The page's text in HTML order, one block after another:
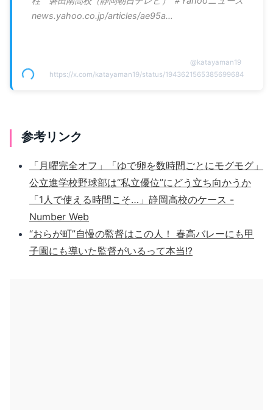
news.yahoo.co.jp/articles/ae95a…
@katayaman19
https://x.com/katayaman19/status/1943621565385699684
参考リンク
「月曜完全オフ」「ゆで卵を数時間ごとにモグモグ」
公立進学校野球部は“私立優位”にどう立ち向かうか
「1人で使える時間こそ…」静岡高校のケース -
Number Web
“おらが町”自慢の監督はこの人！ 春高バレーにも甲
子園にも導いた監督がいるって本当!?